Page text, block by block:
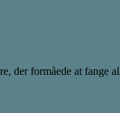
der formåede at